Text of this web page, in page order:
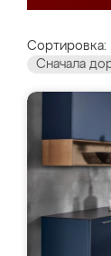
Сортировка:
Сначала